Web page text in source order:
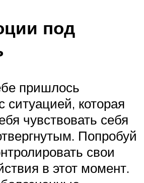
под
пришлось
ситуацией, которая
чувствовать себя
Попробуй
свои
в этот момент.